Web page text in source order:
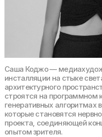
Саша Коджо —
инсталляции на стыке
архитектурного
строятся на программном
генеративных алгоритмах
которые становятся
проекта, соединяющей
опытом зрителя.